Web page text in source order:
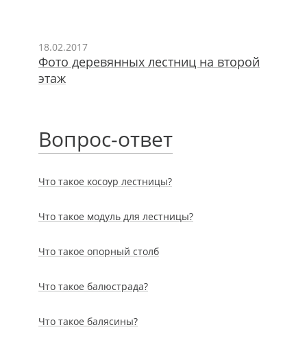
18.02.2017
Фото деревянных лестниц на второй
этаж
Вопрос-ответ
Что такое косоур лестницы?
Что такое модуль для лестницы?
Что такое опорный столб
Что такое балюстрада?
Что такое балясины?